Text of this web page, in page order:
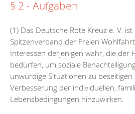
§ 2 - Aufgaben
(1) Das Deutsche Rote Kreuz e. V.
Spitzenverband der Freien
Interessen derjenigen wahr, die der
bedürfen, um soziale
unwürdige Situationen zu beseitigen
Verbesserung der individuellen,
Lebensbedingungen hinzuwirken.